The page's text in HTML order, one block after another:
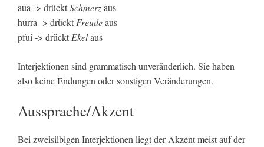
aua -> drücktSchmerzaus
hurra -> drückt Freudeaus
pfui -> drückt Ekelaus
Interjektionen sind grammatisch unveränderlich. Sie haben
also keine Endungen oder sonstigen Veränderungen.
Aussprache/Akzent
Bei zweisilbigen Interjektionen liegt der Akzent meist auf der